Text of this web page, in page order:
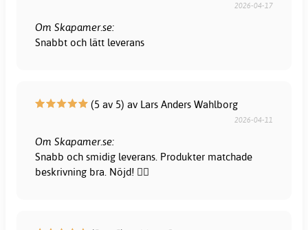
2026-04-17
Om Skapamer.se:
Snabbt och lätt leverans
(5 av 5) av Lars Anders Wahlborg
2026-04-11
Om Skapamer.se:
Snabb och smidig leverans. Produkter matchade
beskrivning bra. Nöjd! 👍🏻